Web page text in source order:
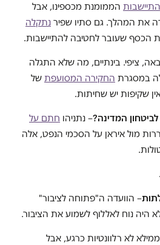
הממומנת מכספינו, אבל
את המהלך. גם סתיו שפיר נתקלה
הכסף שעובר לחטיבה להתיישבות.
ציפי. בינתיים, מה שלא התגלה
במסגרת החקירה המסועפת של
שקיפות יש שחיתות.
– נתניהו חתם על
מול איראן על הסכמי הנפט, אלה
– הוועדה ה"פתוחה לציבור"
היה נוח לאללוף לשמוע את הציבור.
לא רלוונטיות כרגע, אבל